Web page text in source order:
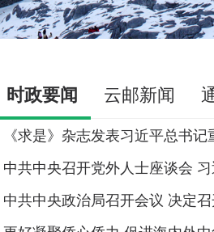
时政要闻 云邮新闻
《求是》杂志发表习近平总书
中共中央召开党外人士座谈会
中共中央政治局召开会议 决定